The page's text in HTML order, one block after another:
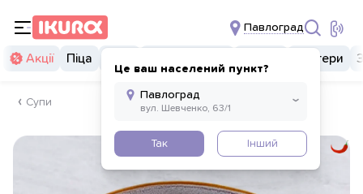
Павлоград
Це ваш населений пункт?
Так Інший
Акції Піца Бургери
Супи